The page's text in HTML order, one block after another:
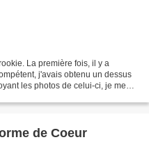
La première fois, il y a
j'avais obtenu un dessus
les photos de celui-ci, je me
de Coeur